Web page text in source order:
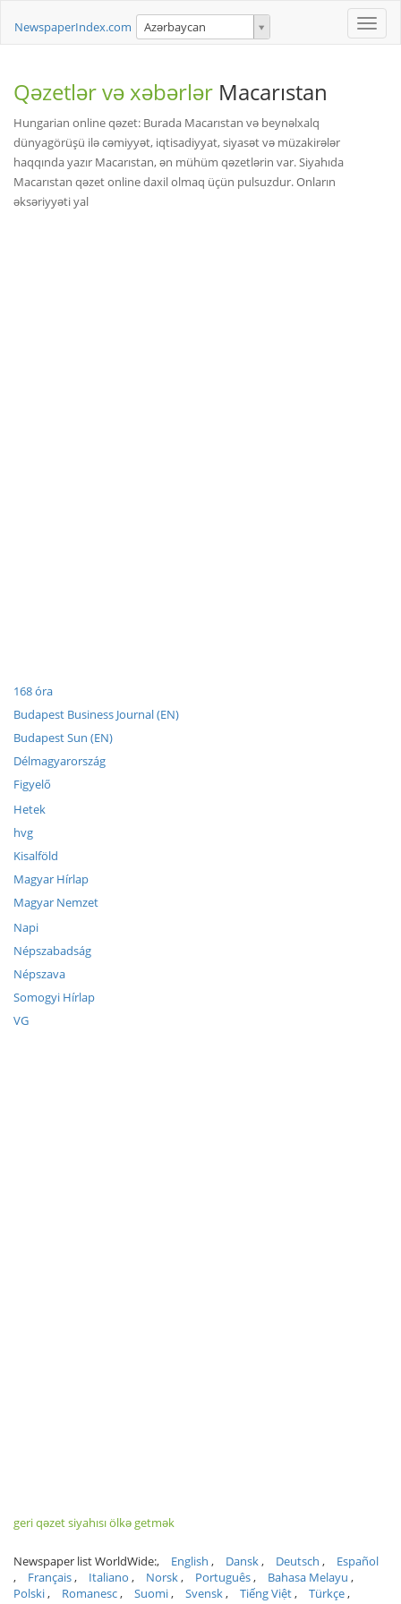
Toggle
NewspaperIndex.com Azərbaycan
Qəzetlər və xəbərlər Macarıstan
Hungarian online qəzet: Burada Macarıstan və beynəlxalq
dünyagörüşü ilə cəmiyyət, iqtisadiyyat, siyasət və müzakirələr
haqqında yazır Macarıstan, ən mühüm qəzetlərin var. Siyahıda
Macarıstan qəzet online daxil olmaq üçün pulsuzdur. Onların
əksəriyyəti yal
168 óra
Budapest Business Journal (EN)
Budapest Sun (EN)
Délmagyarország
Figyelő
Hetek
hvg
Kisalföld
Magyar Hírlap
Magyar Nemzet
Napi
Népszabadság
Népszava
Somogyi Hírlap
VG
geri qəzet siyahısı ölkə getmək
Newspaper list WorldWide: English Dansk Deutsch
Español
Français
Italiano Norsk Português
Bahasa Melayu
Polski
Romanesc Suomi Svensk Tiếng Việt
Türkçe